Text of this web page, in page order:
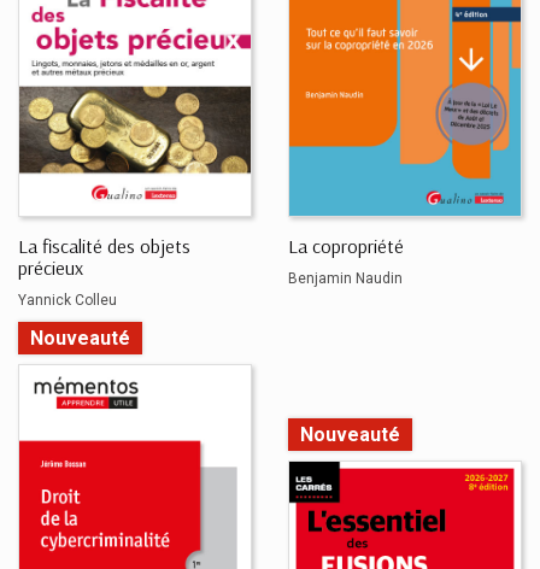
La fiscalité des objets
précieux
Yannick Colleu
La copropriété
Benjamin Naudin
Nouveauté
Nouveauté